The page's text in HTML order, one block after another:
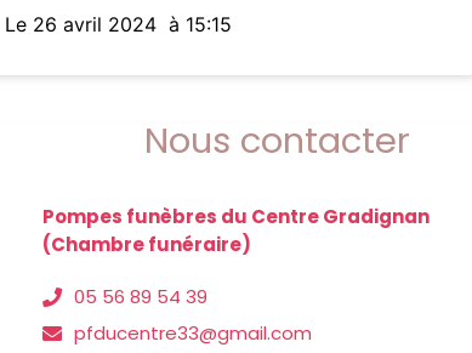
Le 26 avril 2024 à 15:15
Nous contacter
Pompes funèbres du Centre Gradignan
(Chambre funéraire)
05 56 89 54 39
pfducentre33@gmail.com